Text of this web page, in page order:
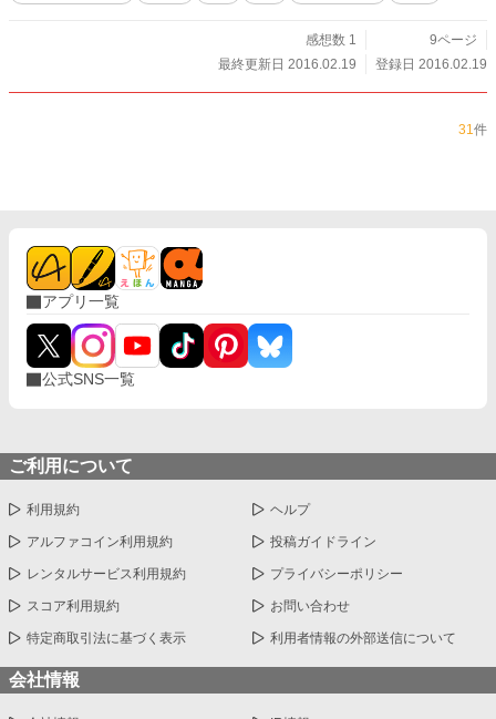
感想数 1
9ページ
最終更新日 2016.02.19
登録日 2016.02.19
31件
アプリ一覧
公式SNS一覧
ご利用について
利用規約 ヘルプ
アルファコイン利用規約 投稿ガイドライン
レンタルサービス利用規約 プライバシーポリシー
スコア利用規約 お問い合わせ
特定商取引法に基づく表示 利用者情報の外部送信について
会社情報